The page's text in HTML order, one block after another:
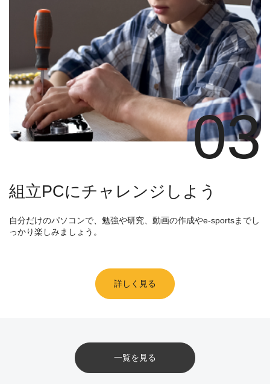
03
組立PCにチャレンジしよう
自分だけのパソコンで、勉強や研究、動画の作成やe-sportsまでし
っかり楽しみましょう。
詳しく見る
一覧を見る